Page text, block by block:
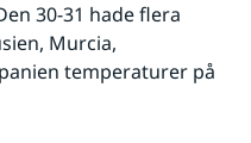
30-31 hade flera
Murcia,
temperaturer på